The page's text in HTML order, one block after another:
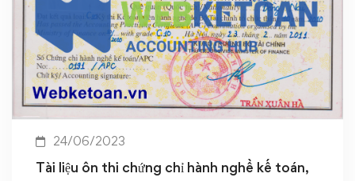
24/06/2023
Tài liệu ôn thi chứng chỉ hành nghề kế toán,